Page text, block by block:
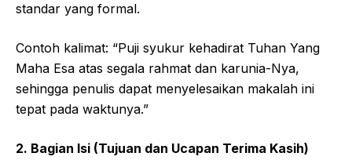
standar yang formal.
Contoh kalimat: “Puji syukur kehadirat Tuhan Yang
Maha Esa atas segala rahmat dan karunia-Nya,
sehingga penulis dapat menyelesaikan makalah ini
tepat pada waktunya.”
2. Bagian Isi (Tujuan dan Ucapan Terima Kasih)